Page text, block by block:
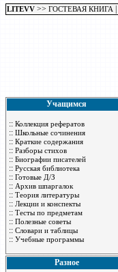
LITEVV >> ГОСТЕВАЯ КНИГА
Учащимся
:: Коллекция рефератов
:: Школьные сочинения
:: Краткие содержания
:: Разборы стихов
:: Биографии писателей
:: Русская библиотека
:: Готовые Д/З
:: Архив шпаргалок
:: Теория литературы
:: Лекции и конспекты
:: Тесты по предметам
:: Полезные советы
:: Словари и таблицы
:: Учебные программы
Разное